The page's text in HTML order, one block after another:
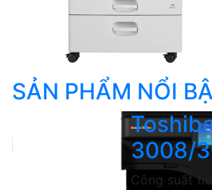
SẢN PHẨM NỔI
3008/
Công suất